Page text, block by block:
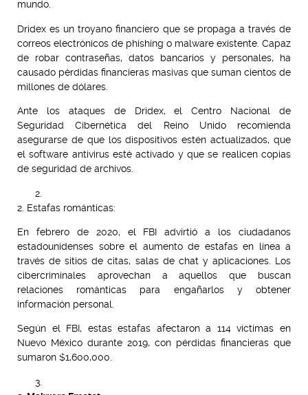
mundo.
Dridex es un troyano financiero que se propaga a través de
correos electrónicos de phishing o malware existente. Capaz
de robar contraseñas, datos bancarios y personales, ha
causado pérdidas financieras masivas que suman cientos de
millones de dólares.
Ante los ataques de Dridex, el Centro Nacional de
Seguridad Cibernética del Reino Unido recomienda
asegurarse de que los dispositivos estén actualizados, que
el software antivirus esté activado y que se realicen copias
de seguridad de archivos.
2. Estafas románticas:
En febrero de 2020, el FBI advirtió a los ciudadanos
estadounidenses sobre el aumento de estafas en línea a
través de sitios de citas, salas de chat y aplicaciones. Los
cibercriminales aprovechan a aquellos que buscan
relaciones románticas para engañarlos y obtener
información personal.
Según el FBI, estas estafas afectaron a 114 víctimas en
Nuevo México durante 2019, con pérdidas financieras que
sumaron $1,600,000.